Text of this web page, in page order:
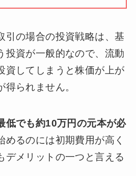
引の場合の投資戦略は、基
投資が一般的なので、流動
資してしまうと株価が上が
得られません。
低でも約10万円の元本が必
めるのには初期費用が高く
デメリットの一つと言える